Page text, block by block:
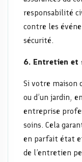
responsabilité
contre les
sécurité.
6. Entretien et
Si votre maison
ou d’un jardin,
entreprise
soins. Cela
en parfait état et
de l’entretien